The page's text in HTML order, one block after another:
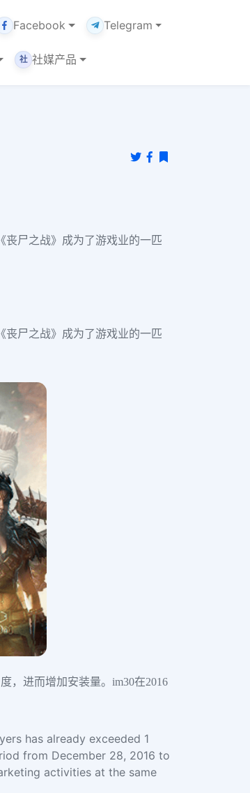
Facebook Telegram
社 社媒产品
丧尸之战》成为了游戏业的一匹
丧尸之战》成为了游戏业的一匹
，进而增加安装量。im30在2016
has already exceeded 1
from December 28, 2016 to
activities at the same